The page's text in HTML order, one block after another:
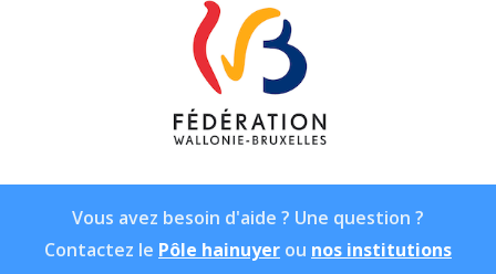
Vous avez besoin d'aide ? Une question ?
Contactez le Pôle hainuyer ou nos institutions